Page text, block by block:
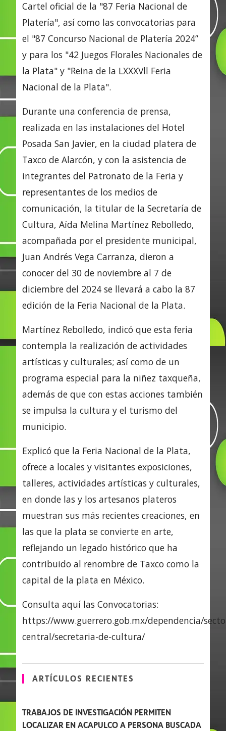
Cartel oficial de la "87 Feria Nacional de
Platería", así como las convocatorias para
el "87 Concurso Nacional de Platería 2024”
y para los "42 Juegos Florales Nacionales de
la Plata" y "Reina de la LXXXVll Feria
Nacional de la Plata".
Durante una conferencia de prensa,
realizada en las instalaciones del Hotel
Posada San Javier, en la ciudad platera de
Taxco de Alarcón, y con la asistencia de
integrantes del Patronato de la Feria y
representantes de los medios de
comunicación, la titular de la Secretaría de
Cultura, Aída Melina Martínez Rebolledo,
acompañada por el presidente municipal,
Juan Andrés Vega Carranza, dieron a
conocer del 30 de noviembre al 7 de
diciembre del 2024 se llevará a cabo la 87
edición de la Feria Nacional de la Plata.
Martínez Rebolledo, indicó que esta feria
contempla la realización de actividades
artísticas y culturales; así como de un
programa especial para la niñez taxqueña,
además de que con estas acciones también
se impulsa la cultura y el turismo del
municipio.
Explicó que la Feria Nacional de la Plata,
ofrece a locales y visitantes exposiciones,
talleres, actividades artísticas y culturales,
en donde las y los artesanos plateros
muestran sus más recientes creaciones, en
las que la plata se convierte en arte,
reflejando un legado histórico que ha
contribuido al renombre de Taxco como la
capital de la plata en México.
Consulta aquí las Convocatorias:
https://www.guerrero.gob.mx/dependencia/
central/secretaria-de-cultura/
ARTÍCULOS RECIENTES
TRABAJOS DE INVESTIGACIÓN PERMITEN
LOCALIZAR EN ACAPULCO A PERSONA BUSCADA